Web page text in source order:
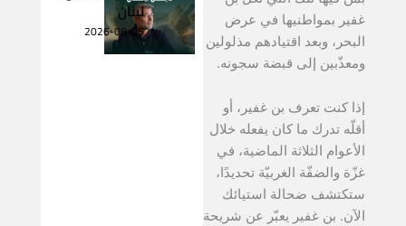
غفير بمواطنيها في عرض
البحر، وبعد اقتيادهم مذلولين
ومعذّبين إلى قبضة سجونه.
إذا كنت تعرف بن غفير، أو
أقلّه تدرك ما كان يفعله خلال
الأعوام الثلاثة الماضية، في
غزّة والضفّة الغربيّة تحديدًا،
ستكتشف ضحالة استيائك
الآن. بن غفير يعبّر عن شريحة
لبنان
2026-08-05